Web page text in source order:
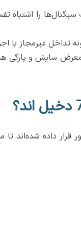
را اشتباه
تداخل غیرمجاز با
سایش و پارگی
قرار داده شده‌اند